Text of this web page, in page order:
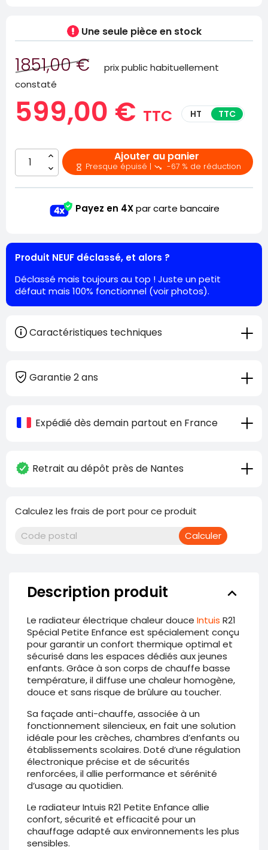
Une seule pièceen stock
1851,00 €
prix public habituellement
constaté
599,00 € TTC HT TTC
Ajouter au panier
 Presque épuisé |  -67 % de réduction
Payez en 4Xpar carte bancaire
Produit NEUF déclassé, et alors ?
Déclassé mais toujours au top ! Juste un petit
défaut mais 100% fonctionnel (voir photos).
Caractéristiques techniques
Garantie 2 ans
Expédié dès demain partout en France
Retrait au dépôt près de Nantes
Calculez les frais de port pour ce produit
Calculer
Description produit keyboard_arrow_down
Le radiateur électrique chaleur douce Intuis R21
Spécial Petite Enfance est spécialement conçu
pour garantir un confort thermique optimal et
sécurisé dans les espaces dédiés aux jeunes
enfants. Grâce à son corps de chauffe basse
température, il diffuse une chaleur homogène,
douce et sans risque de brûlure au toucher.
Sa façade anti-chauffe, associée à un
fonctionnement silencieux, en fait une solution
idéale pour les crèches, chambres d’enfants ou
établissements scolaires. Doté d’une régulation
électronique précise et de sécurités
renforcées, il allie performance et sérénité
d’usage au quotidien.
Le radiateur Intuis R21 Petite Enfance allie
confort, sécurité et efficacité pour un
chauffage adapté aux environnements les plus
sensibles.